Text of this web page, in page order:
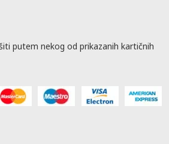
putem nekog od prikazanih kartičnih